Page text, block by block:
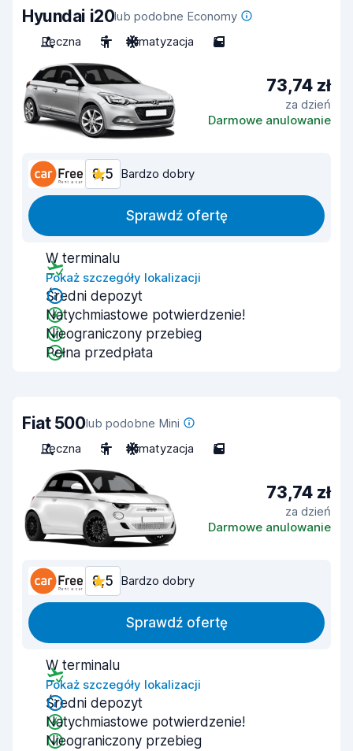
Hyundai i20lub podobne Economy
Ręczna
5 Klimatyzacja 5
73,74 zł
za dzień
Darmowe anulowanie
8,5 Bardzo dobry
Sprawdź ofertę
W terminalu
Pokaż szczegóły lokalizacji
Średni depozyt
Natychmiastowe potwierdzenie!
Nieograniczony przebieg
Pełna przedpłata
Fiat 500lub podobne Mini
Ręczna
5 Klimatyzacja 5
73,74 zł
za dzień
Darmowe anulowanie
8,5 Bardzo dobry
Sprawdź ofertę
W terminalu
Pokaż szczegóły lokalizacji
Średni depozyt
Natychmiastowe potwierdzenie!
Nieograniczony przebieg